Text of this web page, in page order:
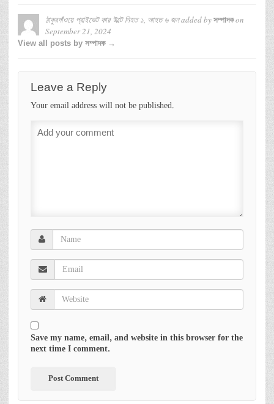
ঠাকুরগাঁওয়ে প্রাইভেট কার উল্টে নিহত ১, আহত ৬ জনadded by সম্পাদকon
September 21, 2024
View all posts by সম্পাদক →
Leave a Reply
Your email address will not be published.
Save my name, email, and website in this browser for the
next time I comment.